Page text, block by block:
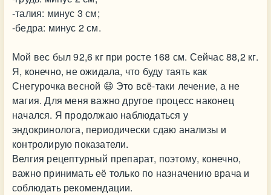
-талия: минус 3 см;
-бедра: минус 2 см.
Мой вес был 92,6 кг при росте 168 см. Сейчас 88,2 кг.
Я, конечно, не ожидала, что буду таять как
Снегурочка весной 😄 Это всё-таки лечение, а не
магия. Для меня важно другое процесс наконец
начался. Я продолжаю наблюдаться у
эндокринолога, периодически сдаю анализы и
контролирую показатели.
Велгия рецептурный препарат, поэтому, конечно,
важно принимать её только по назначению врача и
соблюдать рекомендации.